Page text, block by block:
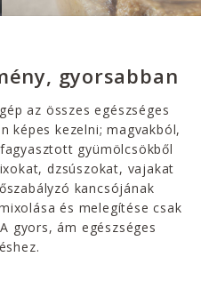
gyorsabban
az összes egészséges
képes kezelni; magvakból,
gyümölcsökből
dzsúszokat, vajakat
kancsójának
és melegítése csak
gyors, ám egészséges